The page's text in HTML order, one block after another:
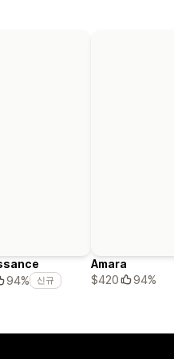
94% 신규
Amara
$420
94%